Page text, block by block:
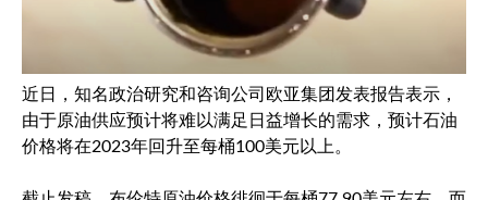
近日，知名政治研究和咨询公司欧亚集团发表报告表示，
由于原油供应预计将难以满足日益增长的需求，预计石油
价格将在2023年回升至每桶100美元以上。